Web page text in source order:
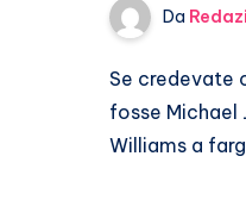
Da
Se credevate
fosse Michael
Williams a